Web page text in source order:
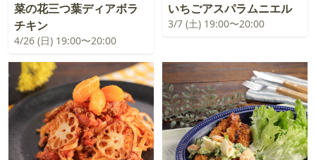
菜の花三つ葉ディアボラ
チキン
4/26 (日) 19:00〜20:00
いちごアスパラムニエル
3/7 (土) 19:00〜20:00